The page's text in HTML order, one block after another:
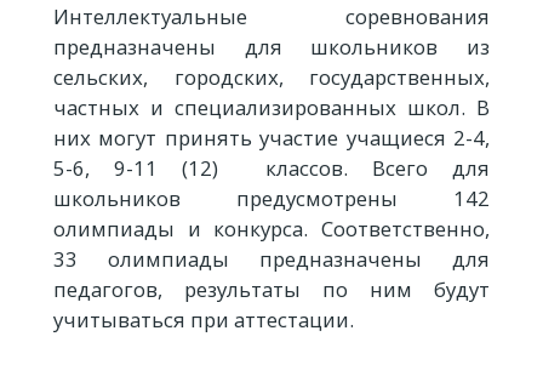
Интеллектуальные соревнования
предназначены для школьников из
сельских, городских, государственных,
частных и специализированных школ. В
них могут принять участие учащиеся 2-4,
5-6, 9-11 (12) классов. Всего для
школьников предусмотрены 142
олимпиады и конкурса. Соответственно,
33 олимпиады предназначены для
педагогов, результаты по ним будут
учитываться при аттестации.